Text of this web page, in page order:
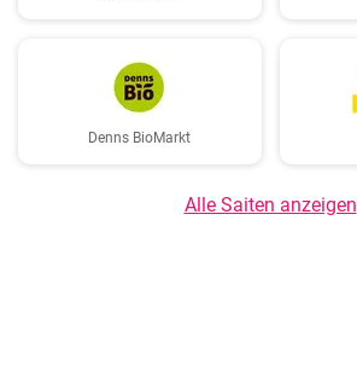
Denns BioMarkt
Alle Saiten anzeigen